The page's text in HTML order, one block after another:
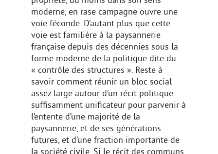
moderne, en rase campagne ouvre une
voie féconde. D’autant plus que cette
voie est familière à la paysannerie
française depuis des décennies sous la
forme moderne de la politique dite du
« contrôle des structures ». Reste à
savoir comment réunir un bloc social
assez large autour d’un récit politique
suffisamment unificateur pour parvenir à
l’entente d’une majorité de la
paysannerie, et de ses générations
futures, et d’une fraction importante de
la société civile. Si le récit des communs